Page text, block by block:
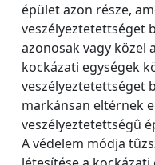
épület azon része,
veszélyeztetettséget
azonosak vagy közel
kockázati egységek
veszélyeztetettséget
markánsan eltérnek
veszélyeztetettségû
A védelem módja